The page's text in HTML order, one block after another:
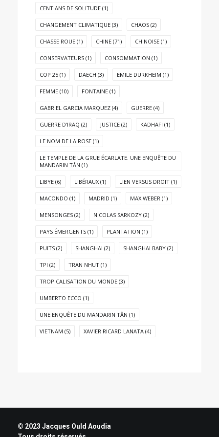
CENT ANS DE SOLITUDE (1)
CHANGEMENT CLIMATIQUE (3) CHAOS (2)
CHASSE ROUE (1) CHINE (71) CHINOISE (1)
CONSERVATEURS (1) CONSOMMATION (1)
COP 25 (1) DAECH (3) EMILE DURKHEIM (1)
FEMME (10) FONTAINE (1)
GABRIEL GARCIA MARQUEZ (4) GUERRE (4)
GUERRE D'IRAQ (2) JUSTICE (2) KADHAFI (1)
LE NOM DE LA ROSE (1)
LE TEMPLE DE LA GRUE ÉCARLATE. UNE ENQUÊTE DU
MANDARIN TÂN (1)
LIBYE (6) LIBÉRAUX (1) LIEN VERSUS DROIT (1)
MACONDO (1) MADRID (1) MAX WEBER (1)
MENSONGES (2) NICOLAS SARKOZY (2)
PAYS ÉMERGENTS (1) PLANTATION (1)
PUITS (2) SHANGHAI (2) SHANGHAI BABY (2)
TPI (2) TRAN NHUT (1)
TROPICALISATION DU MONDE (3)
UMBERTO ECCO (1)
UNE ENQUÊTE DU MANDARIN TÂN (1)
VIETNAM (5) XAVIER RICARD LANATA (4)
© 2023 Jacques Ould Aoudia